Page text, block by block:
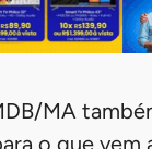
MA
o que